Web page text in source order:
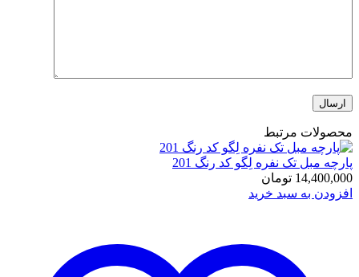
محصولات مرتبط
پارچه مبل تک نفره لِگو کد رنگ 201
14,400,000 تومان
افزودن به سبد خرید